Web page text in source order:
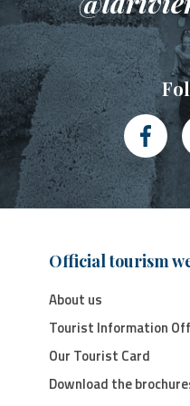
Official tourism
About us
Tourist Information
Our Tourist Card
Download the